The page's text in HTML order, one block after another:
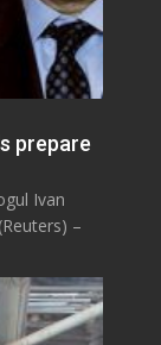
prepare
Ivan
–